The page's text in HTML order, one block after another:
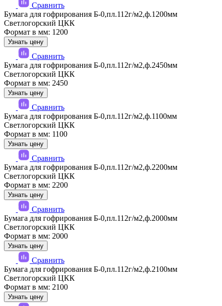
Сравнить
Бумага для гофрирования Б-0,пл.112г/м2,ф.1200мм
Светлогорский ЦКК
Формат в мм: 1200
Узнать цену
Сравнить
Бумага для гофрирования Б-0,пл.112г/м2,ф.2450мм
Светлогорский ЦКК
Формат в мм: 2450
Узнать цену
Сравнить
Бумага для гофрирования Б-0,пл.112г/м2,ф.1100мм
Светлогорский ЦКК
Формат в мм: 1100
Узнать цену
Сравнить
Бумага для гофрирования Б-0,пл.112г/м2,ф.2200мм
Светлогорский ЦКК
Формат в мм: 2200
Узнать цену
Сравнить
Бумага для гофрирования Б-0,пл.112г/м2,ф.2000мм
Светлогорский ЦКК
Формат в мм: 2000
Узнать цену
Сравнить
Бумага для гофрирования Б-0,пл.112г/м2,ф.2100мм
Светлогорский ЦКК
Формат в мм: 2100
Узнать цену